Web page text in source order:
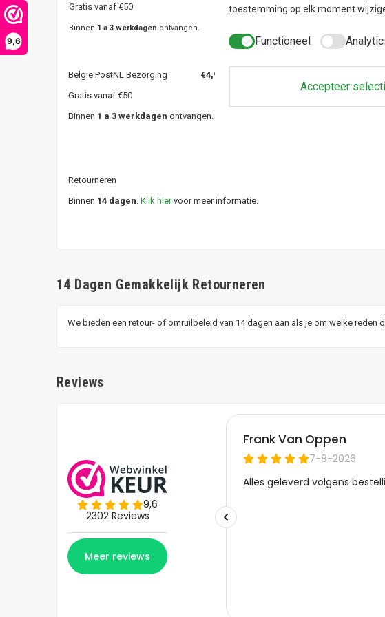
9,6
Gratis vanaf €50
Binnen 1 a 3 werkdagen ontvangen.
België PostNL Bezorging €4,95
Gratis vanaf €50
Binnen 1 a 3 werkdagen ontvangen.
Retourneren
Binnen 14 dagen. Klik hiervoor meer informatie.
14 Dagen Gemakkelijk Retourneren
We bieden een retour- of omruilbeleid van 14 dagen aan als je om welke
Reviews
toestemming op elk moment
Functioneel
Accepteer